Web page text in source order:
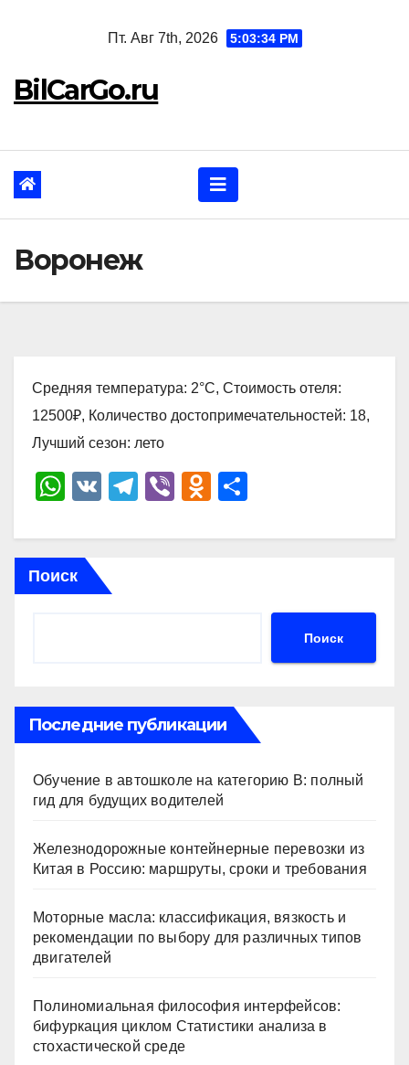
Пт. Авг 7th, 2026 5:03:35 PM
BilCarGo.ru
Воронеж
Средняя температура: 2°C, Стоимость отеля:
12500₽, Количество достопримечательностей: 18,
Лучший сезон: лето
W
at
s
A
V
T
e
Vi
er
O
n
ki
р
ть
Поиск
Поиск
Последние публикации
Обучение в автошколе на категорию В: полный
гид для будущих водителей
Железнодорожные контейнерные перевозки из
Китая в Россию: маршруты, сроки и требования
Моторные масла: классификация, вязкость и
рекомендации по выбору для различных типов
двигателей
Полиномиальная философия интерфейсов:
бифуркация циклом Статистики анализа в
стохастической среде